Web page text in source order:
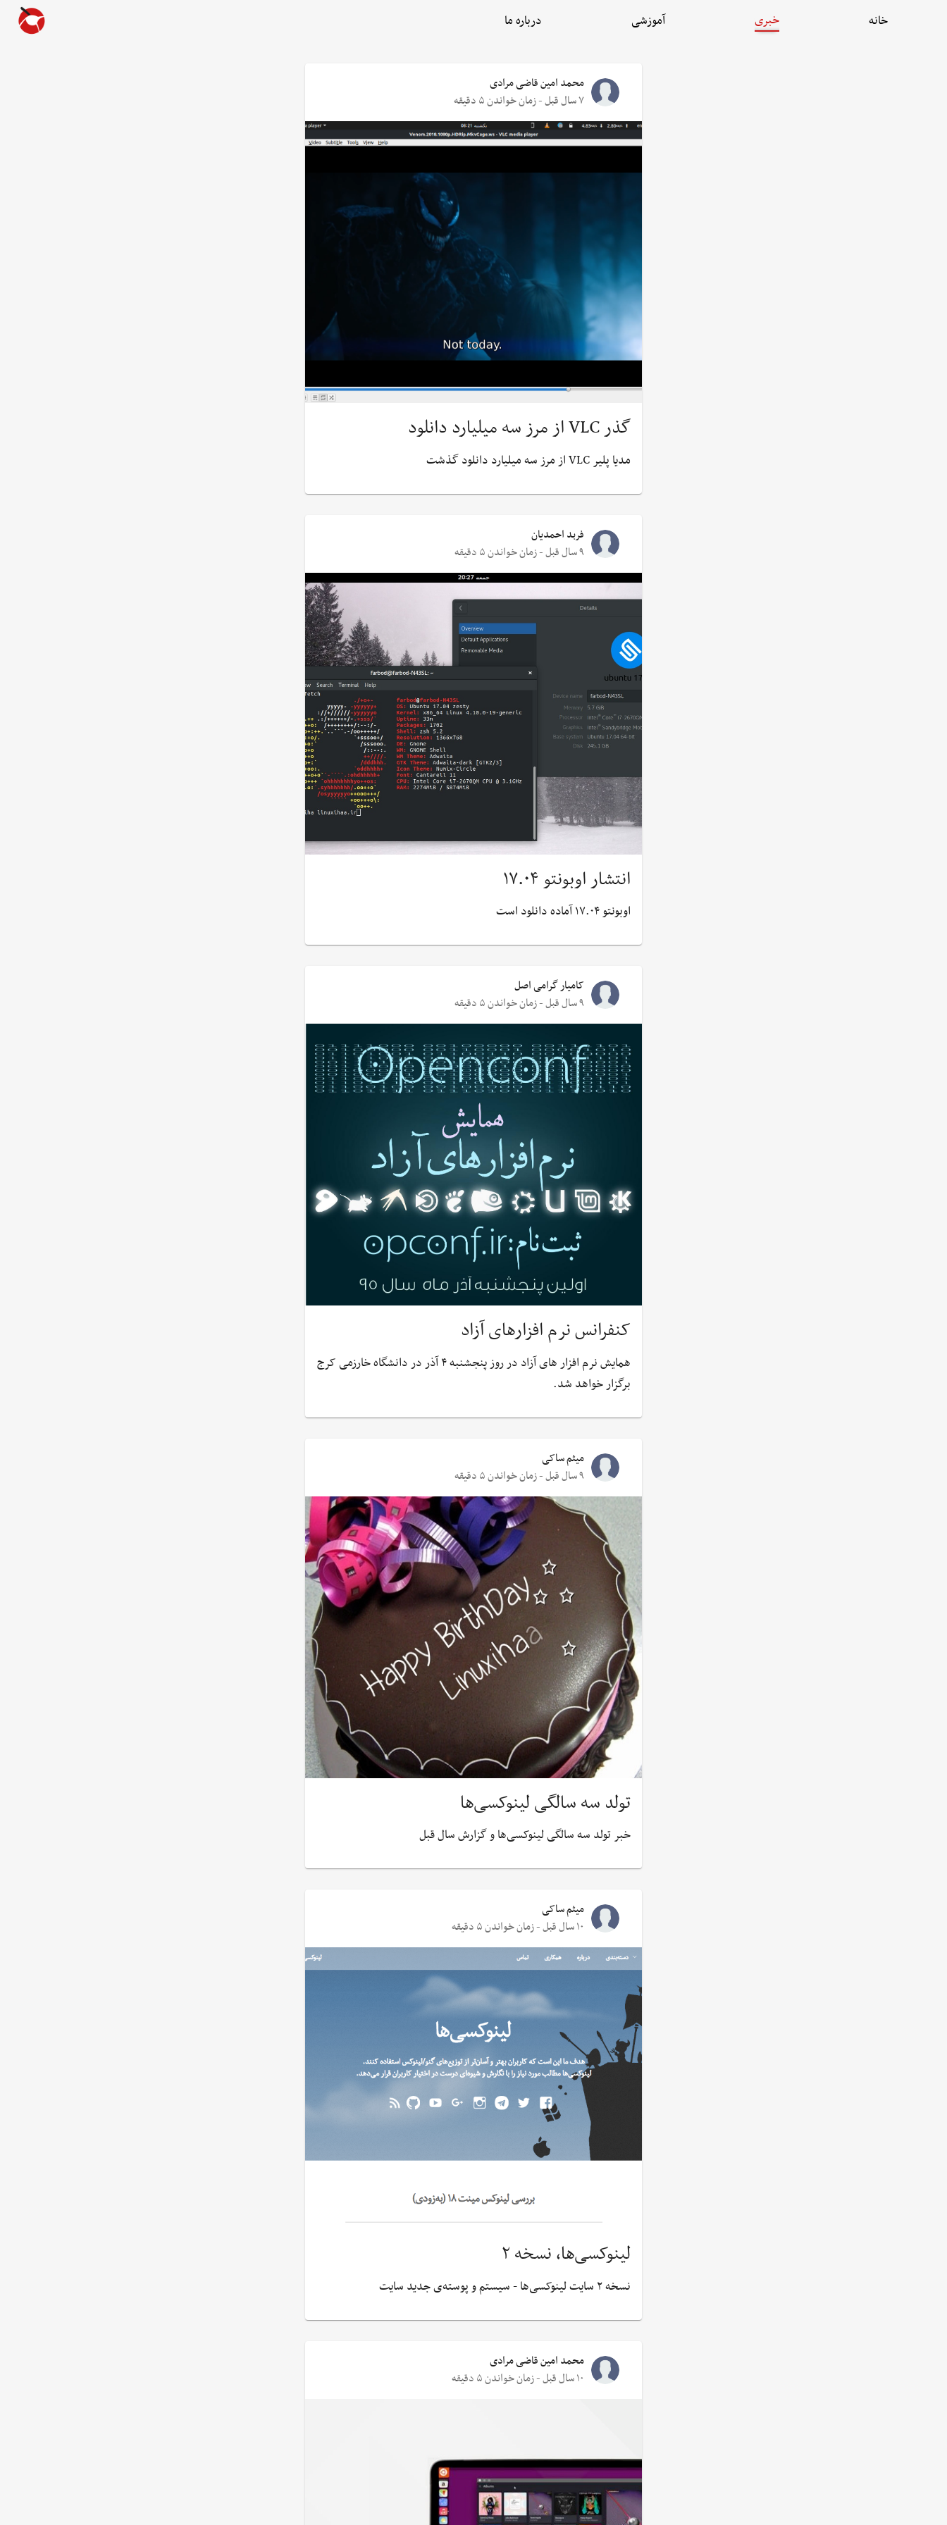
خانه خبری آموزشی درباره ما
محمد امین قاضی مرادی
۷ سال قبل - زمان خواندن ۵ دقیقه
گذر VLC از مرز سه میلیارد دانلود
مدیا پلیر VLC از مرز سه میلیارد دانلود گذشت
فربد احمدیان
۹ سال قبل - زمان خواندن ۵ دقیقه
انتشار اوبونتو ۱۷.۰۴
اوبونتو ۱۷.۰۴ آماده دانلود است
کامیار گرامی اصل
۹ سال قبل - زمان خواندن ۵ دقیقه
کنفرانس نرم افزارهای آزاد
همایش نرم افزار های آزاد در روز پنجشنبه ۴ آذر در دانشگاه خارزمی کرج
برگزار خواهد شد.
میثم ساکی
۹ سال قبل - زمان خواندن ۵ دقیقه
تولد سه سالگی لینوکسی‌ها
خبر تولد سه سالگی لینوکسی‌ها و گزارش سال قبل
میثم ساکی
۱۰ سال قبل - زمان خواندن ۵ دقیقه
لینوکسی‌ها، نسخه ۲
نسخه ۲ سایت لینوکسی‌ها - سیستم و پوسته‌ی جدید سایت
محمد امین قاضی مرادی
۱۰ سال قبل - زمان خواندن ۵ دقیقه